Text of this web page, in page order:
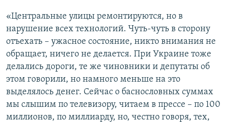
«Центральные улицы ремонтируются, но в
нарушение всех технологий. Чуть-чуть в сторону
отъехать – ужасное состояние, никто внимания не
обращает, ничего не делается. При Украине тоже
делались дороги, те же чиновники и депутаты об
этом говорили, но намного меньше на это
выделялось денег. Сейчас о баснословных суммах
мы слышим по телевизору, читаем в прессе – по 100
миллионов, по миллиарду, но, честно говоря, тех,